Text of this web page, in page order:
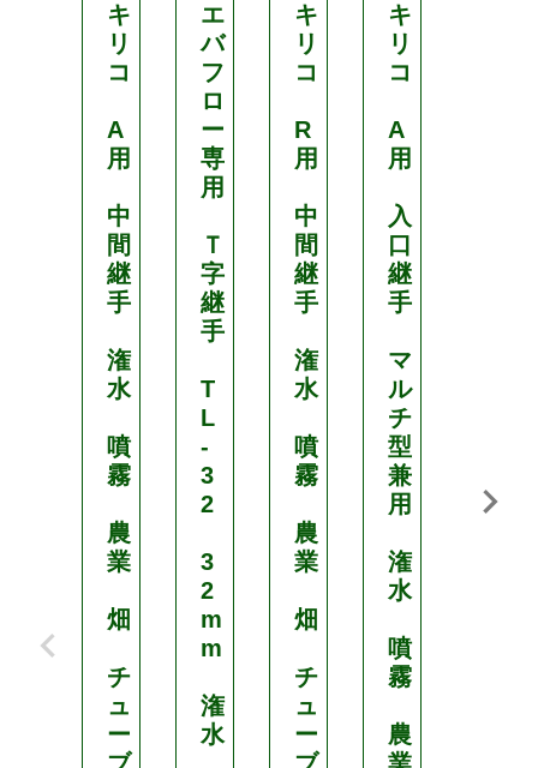
キ
リ
コ
A
用
中
間
継
手
潅
水
噴
霧
農
業
畑
チ
ュ
ー
エ
バ
フ
ロ
ー
専
用
Ｔ
字
継
手
T
L
-
3
2
3
2
m
m
潅
水
キ
リ
コ
R
用
中
間
継
手
潅
水
噴
霧
農
業
畑
チ
ュ
ー
キ
リ
コ
A
用
入
口
継
手
マ
ル
チ
型
兼
用
潅
水
噴
霧
農
0